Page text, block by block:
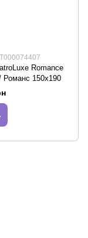
Romance
Романс 150х190